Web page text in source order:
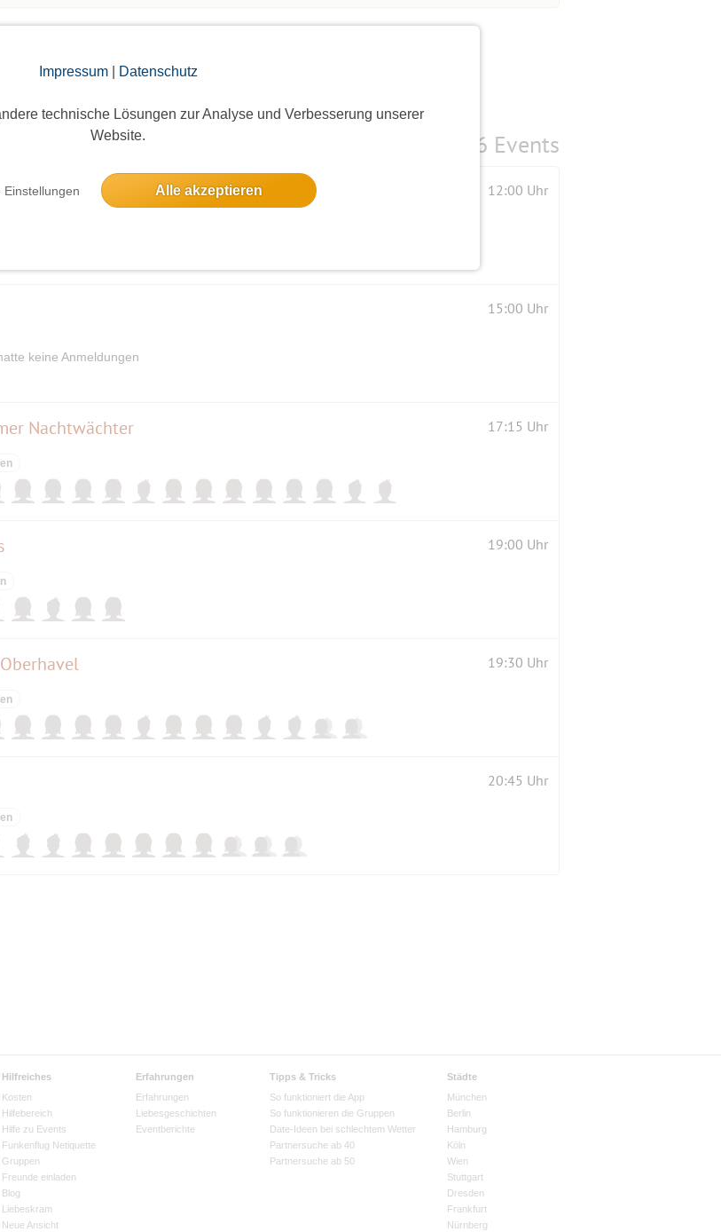
Impressum| Datenschutz
technische Lösungen zur Analyse und Verbesserung unserer
Website.
Einstellungen Alle akzeptieren
6 Events
Inseln 12:00 Uhr
15:00 Uhr
keine Anmeldungen
Nachtwächter 17:15 Uhr
19:00 Uhr
19:30 Uhr
20:45 Uhr
Hilfreiches
Kosten
Hilfebereich
Hilfe zu Events
Funkenflug Netiquette
Gruppen
Freunde einladen
Blog
Liebeskram
Neue Ansicht
Erfahrungen
Erfahrungen
Liebesgeschichten
Eventberichte
Tipps & Tricks
So funktioniert die App
So funktionieren die Gruppen
Date-Ideen bei schlechtem Wetter
Partnersuche ab 40
Partnersuche ab 50
Städte
München
Berlin
Hamburg
Köln
Wien
Stuttgart
Dresden
Frankfurt
Nürnberg